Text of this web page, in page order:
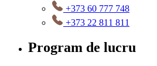
+373 60 777 748
+373 22 811 811
Program de lucru